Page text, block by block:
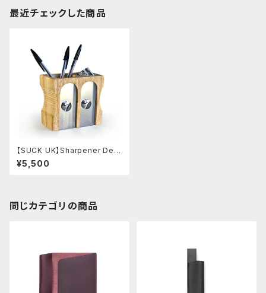
最近チェックした商品
【SUCK UK】Sharpener Des
k tidy Deluxe/鉛筆削り型ペ
ンスタンド 2穴
¥5,500
同じカテゴリの商品